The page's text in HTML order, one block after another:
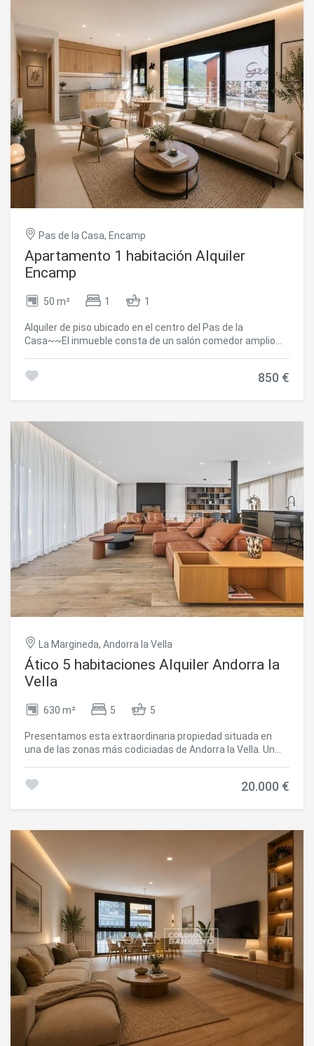
MASCOTAS~~Immobiliaria Galí a su disposición.
#ref:03312/5210
Pas de la Casa, Encamp
Apartamento 1 habitación Alquiler
Encamp
50 m² 1 1
Alquiler de piso ubicado en el centro del Pas de la
Casa~~El inmueble consta de un salón comedor amplio
ubicación está cerca de todos los servicios que puede
las pistas de esquí a 5 minutos caminando. ~~NO SE
ACEPTAN ANIMALES.~NO ALQUILER DE TEMPORADA.~Se
cobraran 50 euros a cuenta de consumos de agua y
calefacción a regularizar a final de año. ~~Inmobiliaria Gali
a su disposición #ref:04419/5210
850 €
La Margineda, Andorra la Vella
Ático 5 habitaciones Alquiler Andorra la
Vella
630 m² 5 5
Presentamos esta extraordinaria propiedad situada en
una de las zonas más codiciadas de Andorra la Vella. Un
diseño internacional con toques locales, ofreciendo un
terrazas), esta vivienda de reciente construcción ha sido
concebida con los más altos estándares de calidad. Su
distribución inteligente, la amplitud de los espacios y el
aprovechamiento máximo de la luz natural convierten este
ático en un hogar único en el Principado.~~La zona de día
alberga un amplio salón-comedor de 90m2, ideal para el
entretenimiento o el descanso, con salida directa a una
terraza de 33m2. La cocina de concepto abierto está
equipada con electrodomésticos de última generación,
combinando funcionalidad y estética. En esta misma
planta también encontramos una acogedora zona de
estar/descanso de 40m2 con acceso a otra terraza de
21m2, una habitación en suite, un aseo de cortesía, una
despensa y la sala de lavadora/secadora/aerotermia.~~La
planta superior alberga la zona de noche, compuesta por
cuatro dormitorios dobles tipo suite, todos con armarios
empotrados o vestidor y todas con espectaculares vistas
20.000 €